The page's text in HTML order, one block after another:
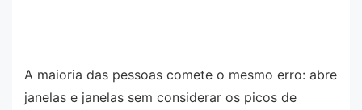
A maioria das pessoas comete o mesmo erro: abre
janelas e janelas sem considerar os picos de